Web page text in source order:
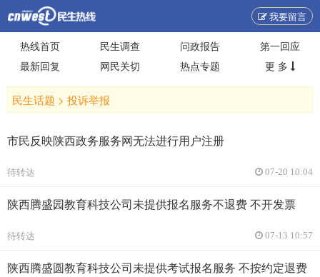
我要留言
热线首页 民生调查 问政报告
第一回应
最新回复
网民关切 热点专题 更 多
民生话题 > 投诉举报
市民反映陕西政务服务网无法进行用户注册
待转达 07-20 10:04
陕西腾盛园教育科技公司未提供报名服务不退费 不开发票
待转达 07-13 10:57
陕西腾盛圆教育科技公司未提供考试报名服务 不按约定退费